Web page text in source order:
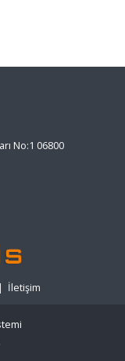
No:1 06800
| İletişim